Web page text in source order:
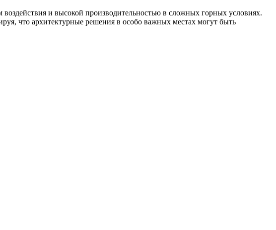
и высокой производительностью в сложных горных условиях.
что архитектурные решения в особо важных местах могут быть